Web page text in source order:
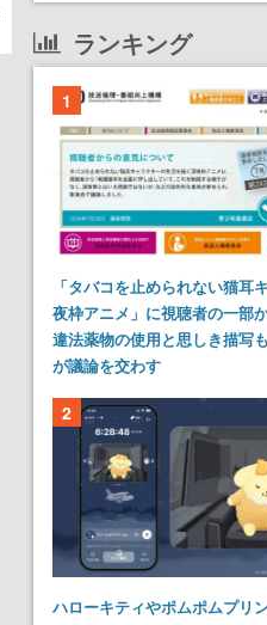
ランキング
1
「タバコを止められない猫耳
夜枠アニメ」に視聴者の一部
違法薬物の使用と思しき描写
が議論を交わす
2
ハローキティやポムポムプリ